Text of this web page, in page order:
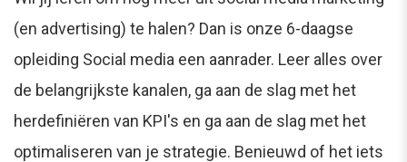
(en advertising) te halen? Dan is onze 6-daagse
opleiding Social media een aanrader. Leer alles over
de belangrijkste kanalen, ga aan de slag met het
herdefiniëren van KPI's en ga aan de slag met het
optimaliseren van je strategie. Benieuwd of het iets